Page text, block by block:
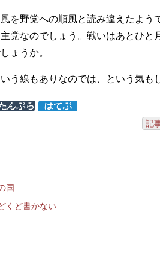
を野党への順風と読み違えたよう
党なのでしょう。戦いはあとひと
ょうか。
う線もありなのでは、という気も
記
国
くど書かない